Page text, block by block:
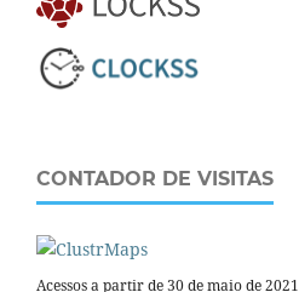
CONTADOR DE VISITAS
Acessos a partir de 30 de maio de 2021